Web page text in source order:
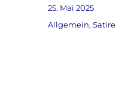
Veröffentlicht
am
25. Mai 2025
Kategorien
Allgemein,Satire